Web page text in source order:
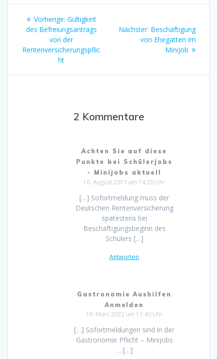
Beitragsnavigation
Vorherige: Vorheriger
Beitrag:
Gültigkeit
des Befreiungsantrags
von der
Rentenversicherungspflic
ht
Nächster: Nächster
Beitrag:
Beschäftigung
von Ehegatten im
Minijob
2 Kommentare
Achten Sie auf diese
Punkte bei Schülerjobs
- Minijobs aktuell
16. August 2017 um 14:20 Uhr
[…] Sofortmeldung muss der
Deutschen Rentenversicherung
spätestens bei
Beschäftigungsbeginn des
Schülers […]
Antworten
Gastronomie Aushilfen
Anmelden
19. März 2022 um 11:40 Uhr
[…] Sofortmeldungen sind in der
Gastronomie Pflicht – Minijobs
… […]